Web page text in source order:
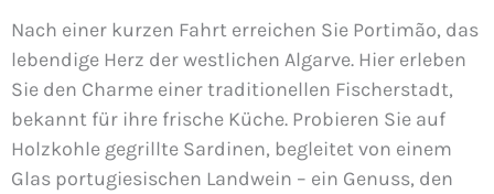
Nach einer kurzen Fahrt erreichen Sie Portimão, das
lebendige Herz der westlichen Algarve. Hier erleben
Sie den Charme einer traditionellen Fischerstadt,
bekannt für ihre frische Küche. Probieren Sie auf
Holzkohle gegrillte Sardinen, begleitet von einem
Glas portugiesischen Landwein – ein Genuss, den